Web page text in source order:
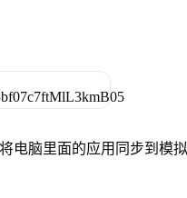
电脑里面的应用同步到模